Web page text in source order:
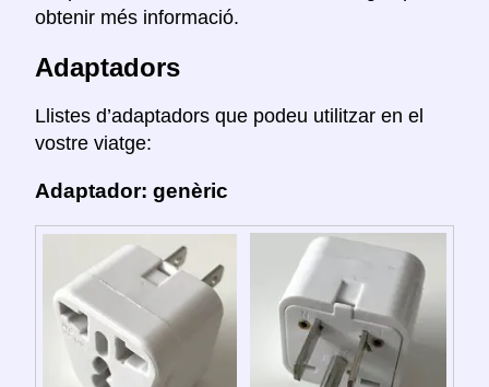
obtenir més informació.
Adaptadors
Llistes d’adaptadors que podeu utilitzar en el
vostre viatge:
Adaptador: genèric